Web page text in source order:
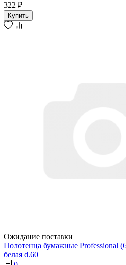
322 ₽
Купить
Ожидание поставки
Полотенца бумажные
белая d.60